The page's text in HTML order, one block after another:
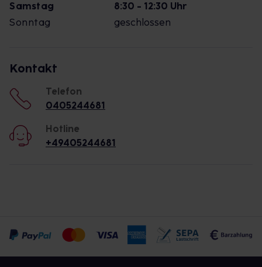
Samstag
8:30 - 12:30 Uhr
Sonntag
geschlossen
Kontakt
Telefon
0405244681
Hotline
+49405244681